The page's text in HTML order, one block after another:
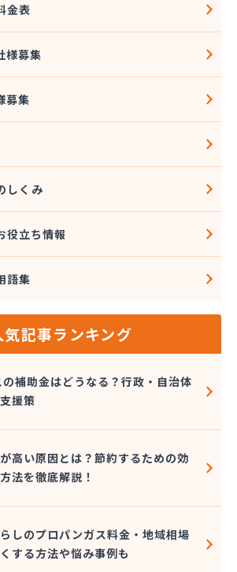
商店
プラス
ボー 西埼玉営業所
事
店
圧瓦斯
三商店
店
店
会
吉商店
店
パン 早稲田営業所
備
工業
設
商店
商店
油
料店
商店
金表
様募集
募集
しくみ
役立ち情報
語集
気記事ランキング
補助金はどうなる？行政・自治体
援策
高い原因とは？節約するための効
法を徹底解説！
しのプロパンガス料金・地域相場
する方法や悩み事例も